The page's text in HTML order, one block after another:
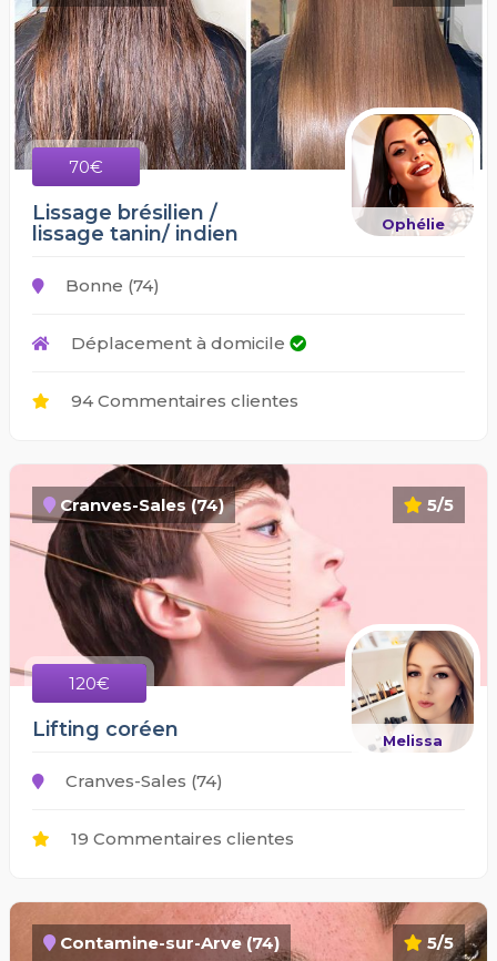
70€
Ophélie
Lissage brésilien /
lissage tanin/ indien
Bonne (74)
Déplacement à domicile
94 Commentaires clientes
5/5
Cranves-Sales (74)
120€
Melissa
Lifting coréen
Cranves-Sales (74)
19 Commentaires clientes
5/5
Contamine-sur-Arve (74)